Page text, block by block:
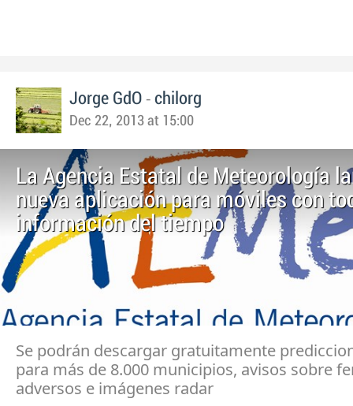
Jorge GdO - chilorg
Dec 22, 2013 at 15:00
La Agencia Estatal de Meteorología
nueva aplicación para móviles con
información del tiempo
Se podrán descargar gratuitamente
para más de 8.000 municipios, avisos sobre
adversos e imágenes radar